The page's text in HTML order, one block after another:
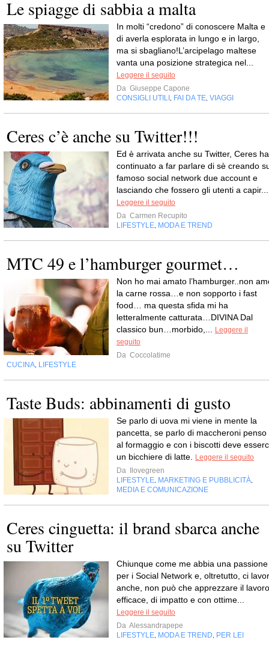
Le spiagge di sabbia a malta
In molti “credono” di conoscere Malta e
di averla esplorata in lungo e in largo,
ma si sbagliano!L’arcipelago maltese
vanta una posizione strategica nel...
Leggere il seguito
Da Giuseppe Capone
CONSIGLI UTILI
FAI DA TE VIAGGI
Ceres c’è anche su Twitter!!!
Ed è arrivata anche su Twitter, Ceres ha
continuato a far parlare di sè creando
famoso social network due account e
lasciando che fossero gli utenti a capir...
Leggere il seguito
Da Carmen Recupito
LIFESTYLE MODA E TREND
MTC 49 e l’hamburger gourmet…
Non ho mai amato l’hamburger..non
la carne rossa…e non sopporto i fast
food… ma questa sfida mi ha
letteralmente catturata…DIVINA Dal
classico bun…morbido,...
Leggere il
seguito
Da Coccolatime
CUCINA LIFESTYLE
Taste Buds: abbinamenti di gusto
Se parlo di uova mi viene in mente la
pancetta, se parlo di maccheroni penso
al formaggio e con i biscotti deve
un bicchiere di latte.
Leggere il seguito
Da
Ilovegreen
LIFESTYLE MARKETING E PUBBLICITÀ
MEDIA E COMUNICAZIONE
Ceres cinguetta: il brand sbarca anche
su Twitter
Chiunque come me abbia una passione
per i Social Network e, oltretutto, ci
anche, non può che apprezzare il lavoro
efficace, di impatto e con ottime...
Leggere il seguito
Da Alessandrapepe
LIFESTYLE MODA E TREND PER LEI